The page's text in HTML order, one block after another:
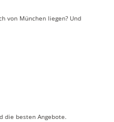
von München liegen? Und
die besten Angebote.